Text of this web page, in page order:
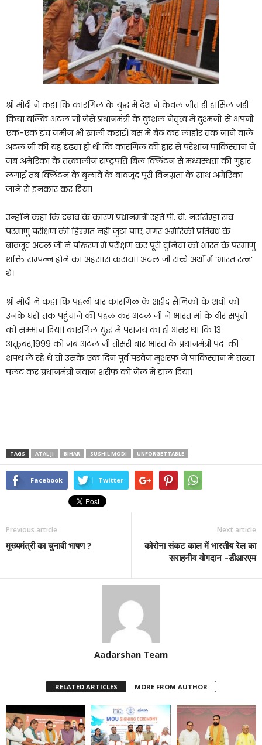
श्री मोदी ने कहा कि कारगिल के युद्ध में देश ने केवल जीत ही हासिल नहीं
किया बल्कि अटल जी जैसे प्रधानमंत्री के कुशल नेतृत्व में दुश्मनों से अपनी
एक-एक इंच जमीन भी खाली कराई। बस में बैठ कर लाहौर तक जाने वाले
अटल जी की यह दृढता ही थी कि कारगिल की हार से परेशान पाकिस्तान ने
जब अमेरिका के तत्कालीन राष्ट्रपति बिल क्लिंटन से मध्यस्थता की गुहार
लगाई तब क्लिंटन के बुलावे के बावजूद पूरी विनम्रता के साथ अमेरिका
जाने से इनकार कर दिया।
उन्होंने कहा कि दबाव के कारण प्रधानमंत्री रहते पी. वी. नरसिम्हा राव
परमाणु परीक्षण की हिम्मत नहीं जुटा पाए, मगर अमेरिकी प्रतिबंध के
बावजूद अटल जी ने पोखरण में परीक्षण कर पूरी दुनिया को भारत के परमाणु
शक्ति सम्पन्न होने का अहसास कराया। अटल जी सच्चे अर्थों में ‘भारत रत्न’
थे।
श्री मोदी ने कहा कि पहली बार कारगिल के शहीद सैनिकों के शवों को
उनके घरों तक पहुंचाने की पहल कर अटल जी ने भारत मां के वीर सपूतों
को सम्मान दिया। कारगिल युद्ध में पराजय का ही असर था कि 13
अक्तूबर,1999 को जब अटल जी तीसरी बार भारत के प्रधानमंत्री पद की
शपथ ले रहे थे तो उसके एक दिन पूर्व परवेज मुशरफ ने पाकिस्तान में तख्ता
पलट कर प्रधानमंत्री नवाज शरीफ को जेल में डाल दिया।
TAGS ATAL JI BIHAR SUSHIL MODI UNFORGETTABLE
Facebook Twitter
Previous article
मुख्यमंत्री का चुनावी भाषण ?
Next article
कोरोना संकट काल में भारतीय रेल का
सराहनीय योगदान –डीआरएम
Aadarshan Team
RELATED ARTICLES MORE FROM AUTHOR